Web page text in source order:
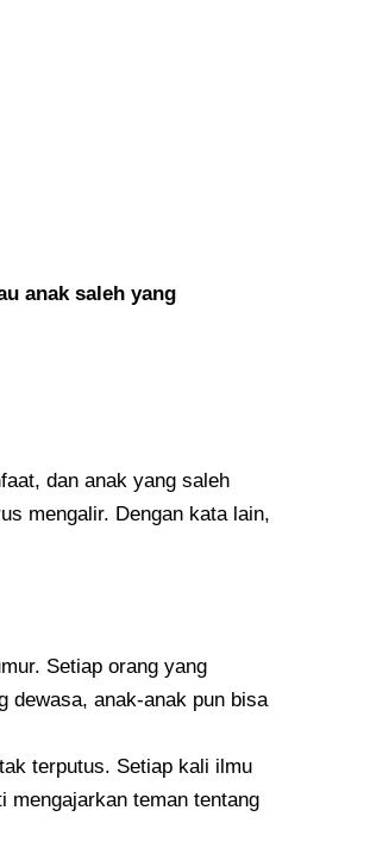
anak saleh yang
dan anak yang saleh
mengalir. Dengan kata lain,
Setiap orang yang
dewasa, anak-anak pun bisa
terputus. Setiap kali ilmu
mengajarkan teman tentang